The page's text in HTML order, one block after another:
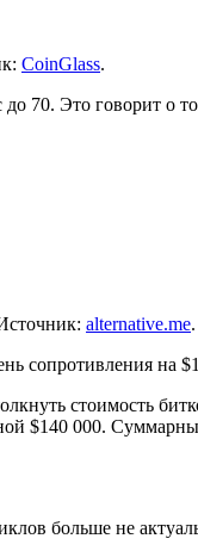
CoinGlass.
до 70. Это говорит о
alternative.me.
сопротивления на
стоимость
$140 000.
больше не